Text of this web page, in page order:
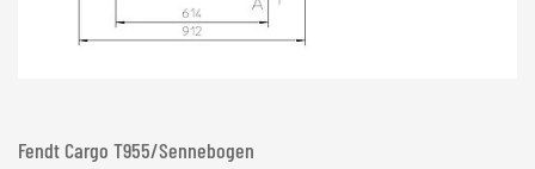
Fendt Cargo T955/Sennebogen